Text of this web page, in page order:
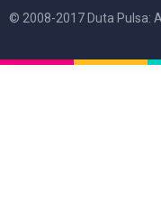
© 2008-2017 Duta Pulsa: